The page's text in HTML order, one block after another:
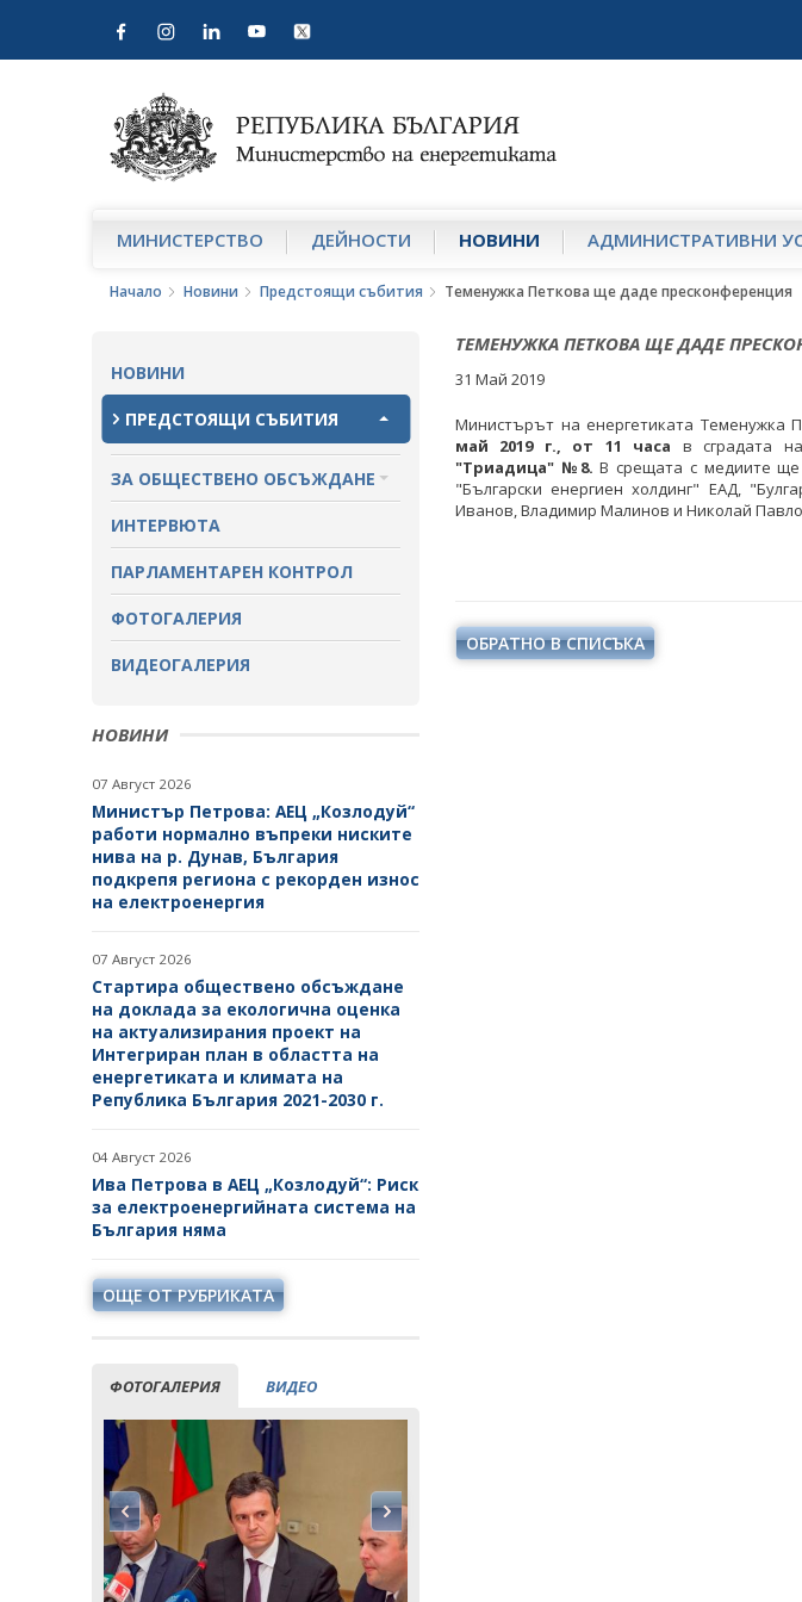
МИНИСТЕРСТВО ДЕЙНОСТИ НОВИНИ АДМИНИСТРАТИВНИ
Начало Новини Предстоящи събития Теменужка Петкова ще даде пресконференция
НОВИНИ
ПРЕДСТОЯЩИ СЪБИТИЯ
ЗА ОБЩЕСТВЕНО ОБСЪЖДАНЕ
ПРОЕКТИ ЗА ОБЩЕСТВЕНО
ОБСЪЖДАНЕ
ЗАВЪРШИЛИ ПРОЦЕДУРИ ЗА
ОБЩЕСТВЕНО ОБСЪЖДАНЕ
ИНТЕРВЮТА
ПАРЛАМЕНТАРЕН КОНТРОЛ
ФОТОГАЛЕРИЯ
ВИДЕОГАЛЕРИЯ
НОВИНИ
07 Август 2026
Министър Петрова: АЕЦ „Козлодуй“
работи нормално въпреки ниските
нива на р. Дунав, България
подкрепя региона с рекорден износ
на електроенергия
07 Август 2026
Стартира обществено обсъждане
на доклада за екологична оценка
на актуализирания проект на
Интегриран план в областта на
енергетиката и климата на
Република България 2021-2030 г.
04 Август 2026
Ива Петрова в АЕЦ „Козлодуй“: Риск
за електроенергийната система на
България няма
ОЩЕ ОТ РУБРИКАТА
ФОТОГАЛЕРИЯ ВИДЕО
ТЕМЕНУЖКА ПЕТКОВА ЩЕ ДАДЕ
31 Май 2019
Министърът на енергетиката Теменужка
май 2019 г., от 11 часа в сградата
"Триадица" №8. В срещата с медиите ще
"Български енергиен холдинг" ЕАД,
Иванов, Владимир Малинов и Николай
ОБРАТНО В СПИСЪКА